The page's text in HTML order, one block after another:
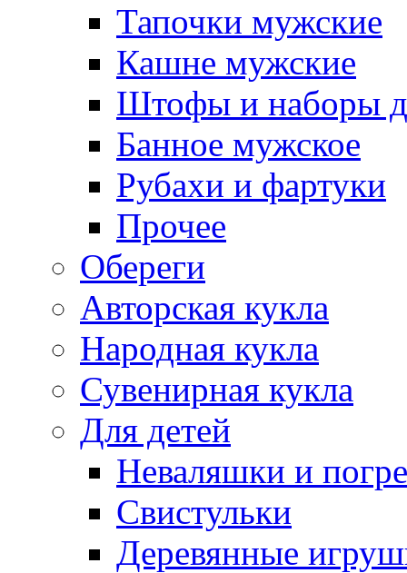
Тапочки мужские
Кашне мужские
Штофы и наборы
Банное мужское
Рубахи и фартуки
Прочее
Обереги
Авторская кукла
Народная кукла
Сувенирная кукла
Для детей
Неваляшки и
Свистульки
Деревянные